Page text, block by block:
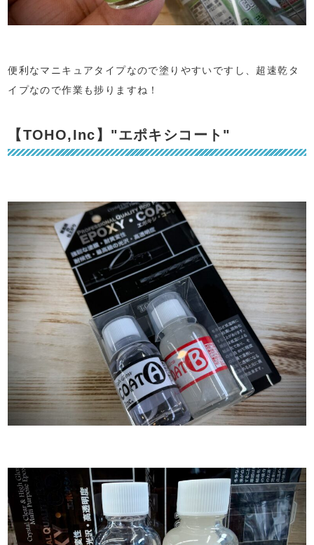
便利なマニキュアタイプなので塗りやすいですし、超速乾タ
イプなので作業も捗りますね！
【TOHO,Inc】"エポキシコート"